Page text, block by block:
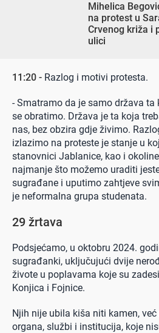
Mihelica
na protest u
Crvenog križa i
ulici
11:20 - Razlog i motivi protesta.
- Smatramo da je samo država ta
se obratimo. Država je ta koja
nas, bez obzira gdje živimo.
izlazimo na proteste je stanje u
stanovnici Jablanice, kao i
najmanje što možemo uraditi
sugrađane i uputimo zahtjeve
je neformalna grupa studenata.
29 žrtava
Podsjećamo, u oktobru 2024.
sugrađanki, uključujući dvije
živote u poplavama koje su
Konjica i Fojnice.
Njih nije ubila kiša niti kamen,
organa, službi i institucija, koje